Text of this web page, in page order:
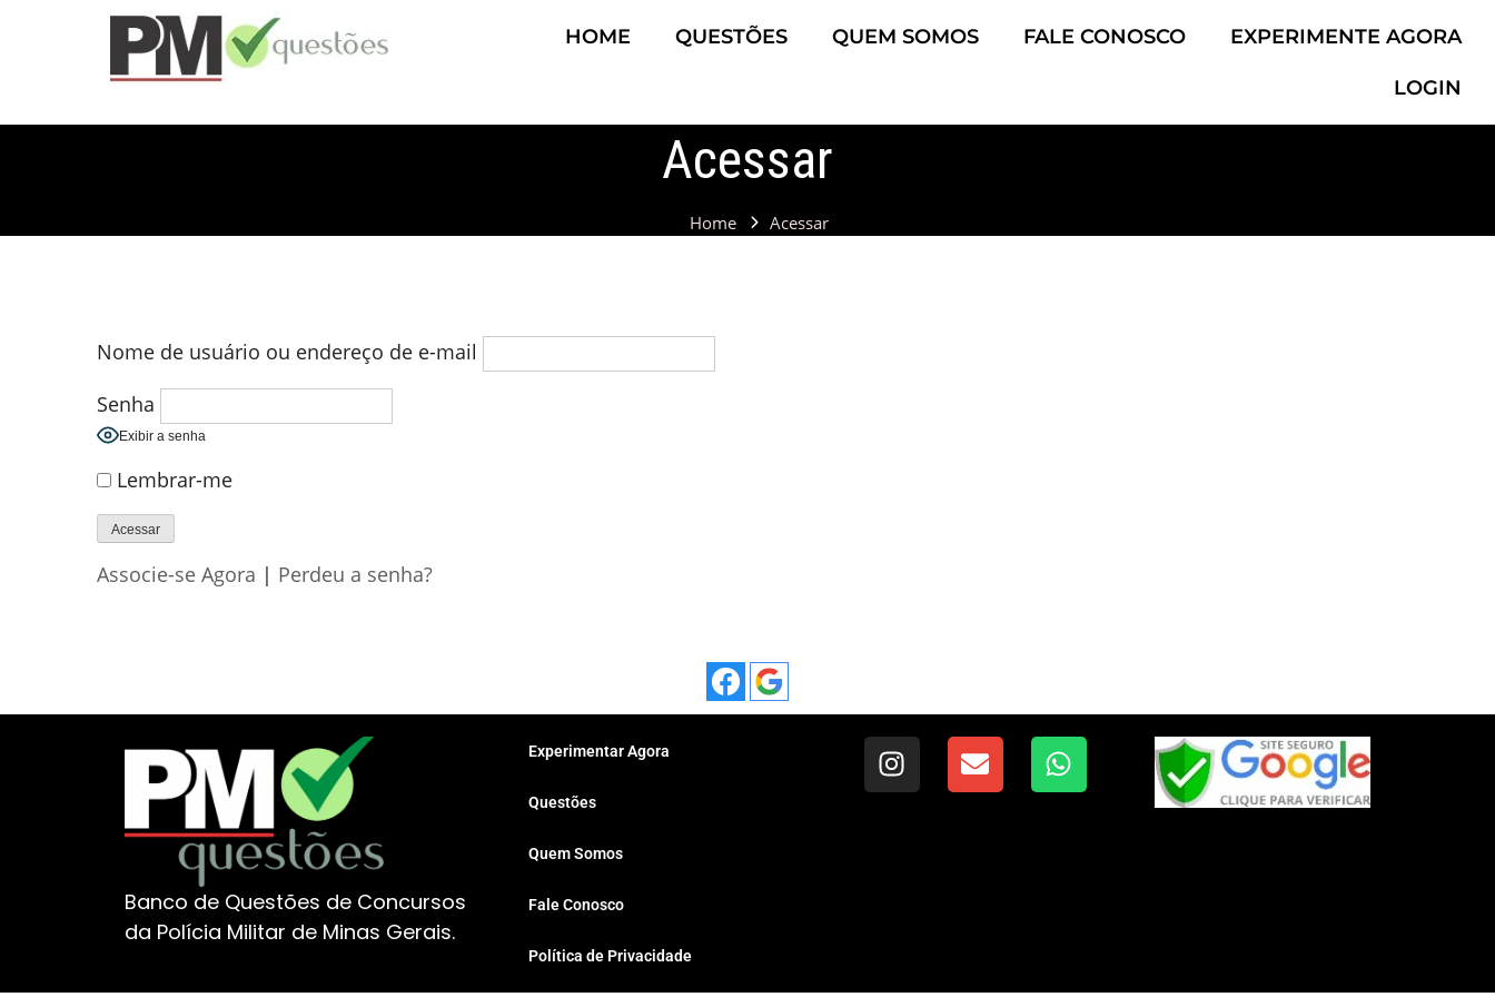
HOME QUESTÕES QUEM SOMOS FALE CONOSCO EXPERIMENTE AGORA
LOGIN
Acessar
Home Acessar
Nome de usuário ou endereço de e-mail
Senha
Exibir a senha
Lembrar-me
Associe-se Agora | Perdeu a senha?
Banco de Questões de Concursos
da Polícia Militar de Minas Gerais.
Experimentar Agora
Questões
Quem Somos
Fale Conosco
Política de Privacidade